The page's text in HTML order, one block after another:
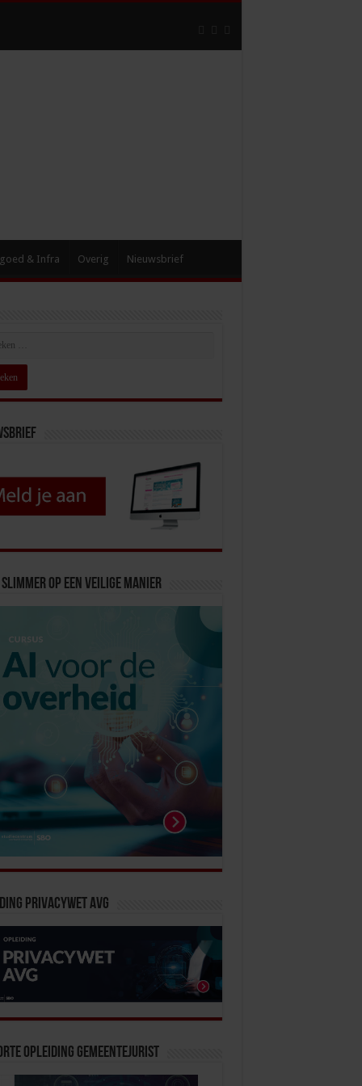
& Infra Overig Nieuwsbrief
op een veilige manier
Privacywet AVG
Opleiding Gemeentejurist